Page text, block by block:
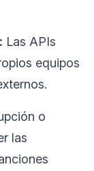
Las APIs
equipos
o
las